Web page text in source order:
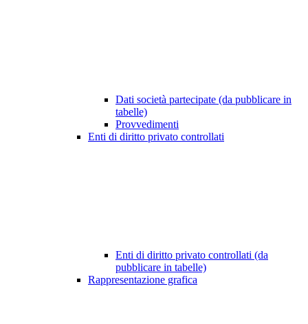
Dati società partecipate (da pubblicare in
tabelle)
Provvedimenti
Enti di diritto privato controllati
Enti di diritto privato controllati (da
pubblicare in tabelle)
Rappresentazione grafica